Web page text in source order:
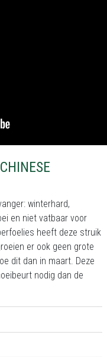
winterhard,
en niet vatbaar voor
heeft deze struik
er ook geen grote
dit dan in maart. Deze
nodig dan de